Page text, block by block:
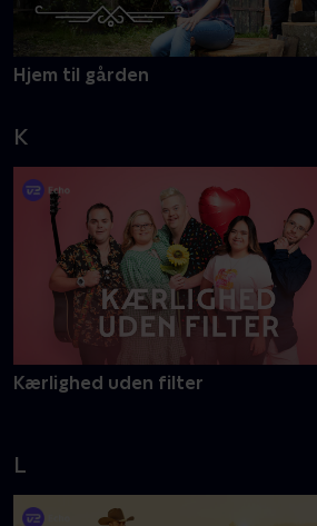
Hjem til gården
K
Kærlighed uden filter
L